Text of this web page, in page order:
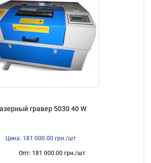
гравер 5030 40 W
Цена: 181 000.00 грн./шт
Опт: 181 000.00 грн./шт